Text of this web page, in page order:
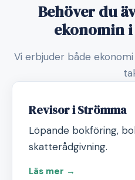
Behöver du
ekonomin
Vi erbjuder både
Revisor i Strömma
Löpande bokföring,
skatterådgivning.
Läs mer →